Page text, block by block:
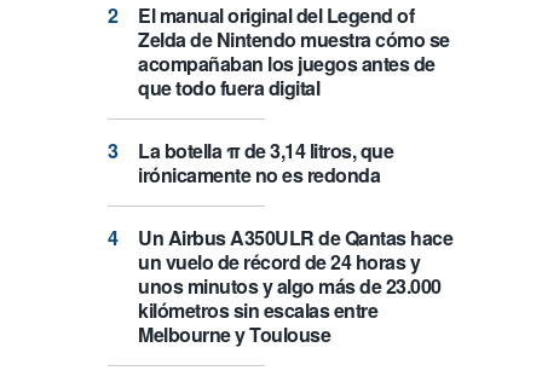
El manual original del Legend of
Zelda de Nintendo muestra cómo se
acompañaban los juegos antes de
que todo fuera digital
La botella π de 3,14 litros, que
irónicamente no es redonda
Un Airbus A350ULR de Qantas hace
un vuelo de récord de 24 horas y
unos minutos y algo más de 23.000
kilómetros sin escalas entre
Melbourne y Toulouse